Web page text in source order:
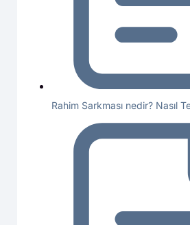
Rahim Sarkması nedir? Nasıl